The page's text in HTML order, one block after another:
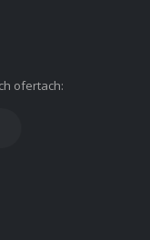
ofertach: